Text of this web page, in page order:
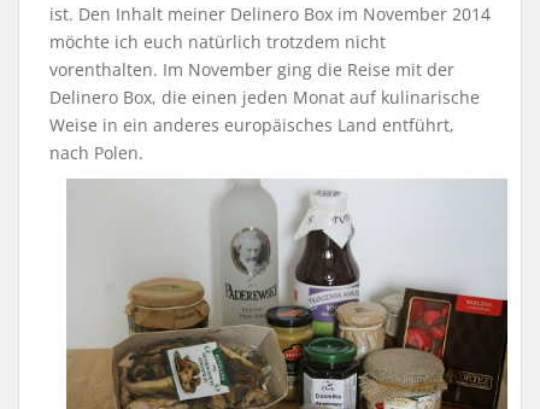
ist. Den Inhalt meiner Delinero Box im November 2014
möchte ich euch natürlich trotzdem nicht
vorenthalten. Im November ging die Reise mit der
Delinero Box, die einen jeden Monat auf kulinarische
Weise in ein anderes europäisches Land entführt,
nach Polen.